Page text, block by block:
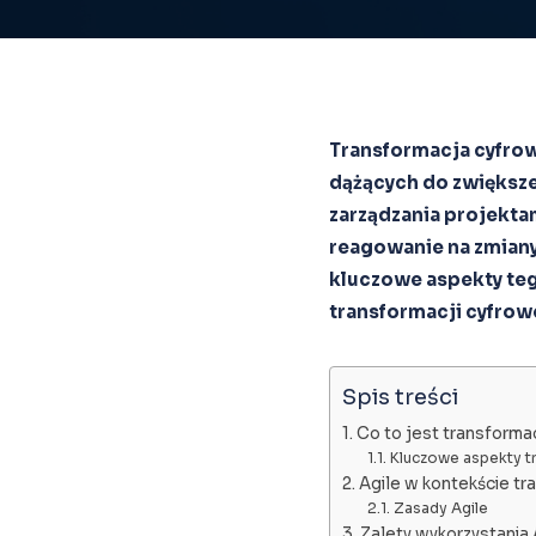
Transformacja
dążących do
zarządzania
reagowanie na
kluczowe aspekty
transformacji
Spis treści
Co to jest
Kluczowe aspekty
Agile w kontekście
Zasady Agile